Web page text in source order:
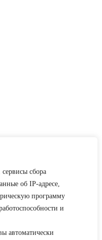
сбора
об IP-адресе,
программу
и
автоматически